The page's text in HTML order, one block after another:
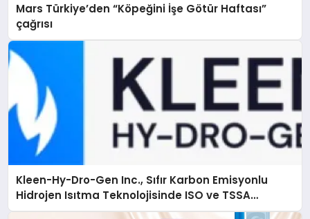
Mars Türkiye’den “Köpeğini İşe Götür Haftası”
çağrısı
Kleen-Hy-Dro-Gen Inc., Sıfır Karbon Emisyonlu
Hidrojen Isıtma Teknolojisinde ISO ve TSSA
Düzenleyici Onaylarını Aldı